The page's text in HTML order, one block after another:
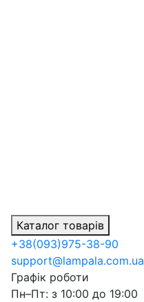
Каталог товарів
+38(093)975-38-90
support@lampala.com.ua
Графік роботи
Пн–Пт: з 10:00 до 19:00